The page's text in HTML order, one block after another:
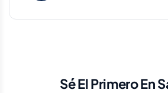
Sé El Primero En